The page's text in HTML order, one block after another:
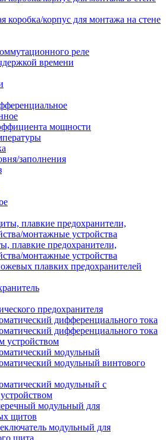
коробка/корпус для монтажа на стене
реле
времени
мощности
заполнения
плавкие предохранители,
монтажные устройства
плавких предохранителей
предохранителя
дифференциального тока
дифференциального тока
устройством
модульный
модульный винтового
модульный с
модульный для
щитов
модульный для
щита